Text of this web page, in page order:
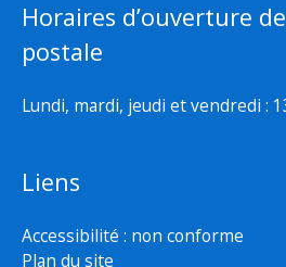
Horaires d’ouverture
postale
Lundi, mardi, jeudi et vendredi :
Liens
Accessibilité : non conforme
Plan du site